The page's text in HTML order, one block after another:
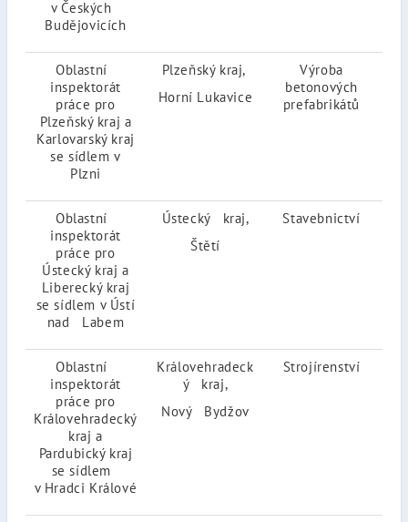
v Českých
Budějovicích
Oblastní
inspektorát
práce pro
Plzeňský kraj a
Karlovarský kraj
se sídlem v
Plzni
Plzeňský kraj,
Horní Lukavice
Výroba
betonových
prefabrikátů
Oblastní
inspektorát
práce pro
Ústecký kraj a
Liberecký kraj
se sídlem v Ústí
nad Labem
Ústecký kraj,
Štětí
Stavebnictví
Oblastní
inspektorát
práce pro
Královehradecký
kraj a
Pardubický kraj
se sídlem
v Hradci Králové
Královehradeck
ý kraj,
Nový Bydžov
Strojírenství